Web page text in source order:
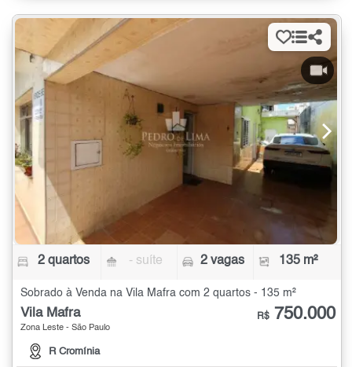
2 quartos - suíte 2 vagas 135 m²
Sobrado à Venda na Vila Mafra com 2 quartos - 135 m²
Vila Mafra
Zona Leste - São Paulo
R Cromínia
R$ 750.000